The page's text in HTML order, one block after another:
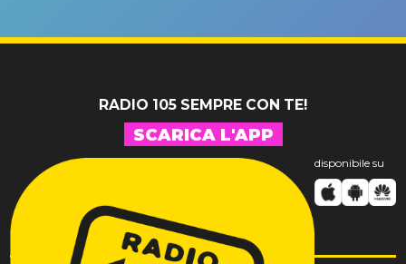
RADIO 105 SEMPRE CON TE!
SCARICA L'APP
disponibile su